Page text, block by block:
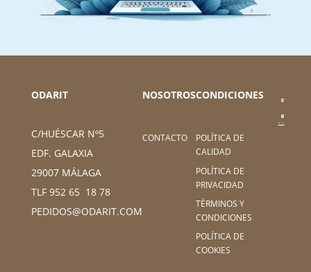
ODARIT
C/HUÉSCAR Nº5
EDF. GALAXIA
29007 MÁLAGA
TLF 952 65 18 78
PEDIDOS@ODARIT.COM
NOSOTROS
CONTACTO
CONDICIONES
POLÍTICA DE
CALIDAD
POLÍTICA DE
PRIVACIDAD
TÉRMINOS Y
CONDICIONES
POLÍTICA DE
COOKIES